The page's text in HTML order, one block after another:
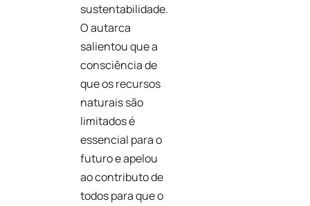
sustentabilidade.
O autarca
salientou que a
consciência de
que os recursos
naturais são
limitados é
essencial para o
futuro e apelou
ao contributo de
todos para que o